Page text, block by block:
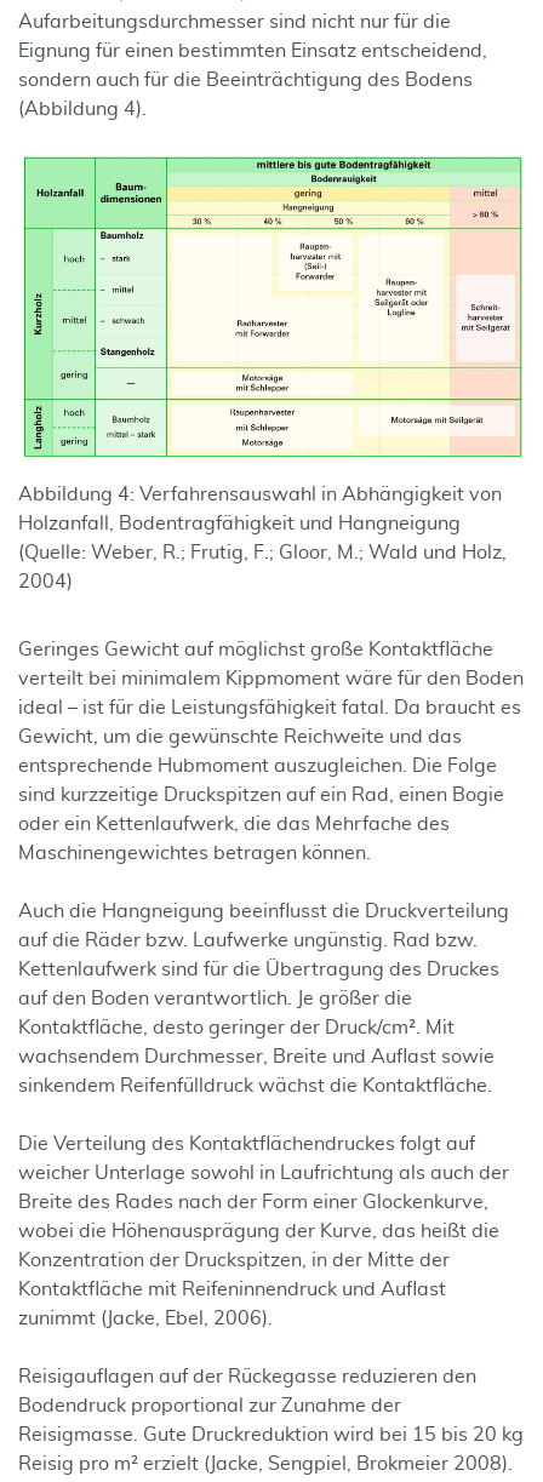
Aufarbeitungsdurchmesser sind nicht nur für die
Eignung für einen bestimmten Einsatz entscheidend,
sondern auch für die Beeinträchtigung des Bodens
(Abbildung 4).
Abbildung 4: Verfahrensauswahl in Abhängigkeit von
Holzanfall, Bodentragfähigkeit und Hangneigung
(Quelle: Weber, R.; Frutig, F.; Gloor, M.; Wald und Holz,
2004)
Geringes Gewicht auf möglichst große Kontaktfläche
verteilt bei minimalem Kippmoment wäre für den Boden
ideal – ist für die Leistungsfähigkeit fatal. Da braucht es
Gewicht, um die gewünschte Reichweite und das
entsprechende Hubmoment auszugleichen. Die Folge
sind kurzzeitige Druckspitzen auf ein Rad, einen Bogie
oder ein Kettenlaufwerk, die das Mehr­fache des
Maschinengewichtes betragen können.
Auch die Hangneigung beeinflusst die Druckverteilung
auf die Räder bzw. Laufwerke ungünstig. Rad bzw.
Kettenlaufwerk sind für die Übertragung des Druckes
auf den Boden verantwortlich. Je größer die
Kontaktfläche, desto geringer der Druck/cm². Mit
wachsendem Durchmesser, Breite und Auflast sowie
sinkendem Reifenfülldruck wächst die Kontaktfläche.
Die Verteilung des Kontaktflächendruckes folgt auf
weicher Unterlage sowohl in Laufrichtung als auch der
Breite des Rades nach der Form einer Glockenkurve,
wobei die Höhenausprägung der Kurve, das heißt die
Konzentration der Druckspitzen, in der Mitte der
Kontaktfläche mit Reifeninnendruck und Auflast
zunimmt (Jacke, Ebel, 2006).
Reisigauflagen auf der Rückegasse reduzieren den
Bodendruck proportional zur Zunahme der
Reisigmasse. Gute Druckreduktion wird bei 15 bis 20 kg
Reisig pro m² erzielt (Jacke, Sengpiel, Brokmeier 2008).